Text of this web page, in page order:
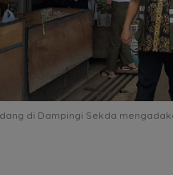
di Dampingi Sekda